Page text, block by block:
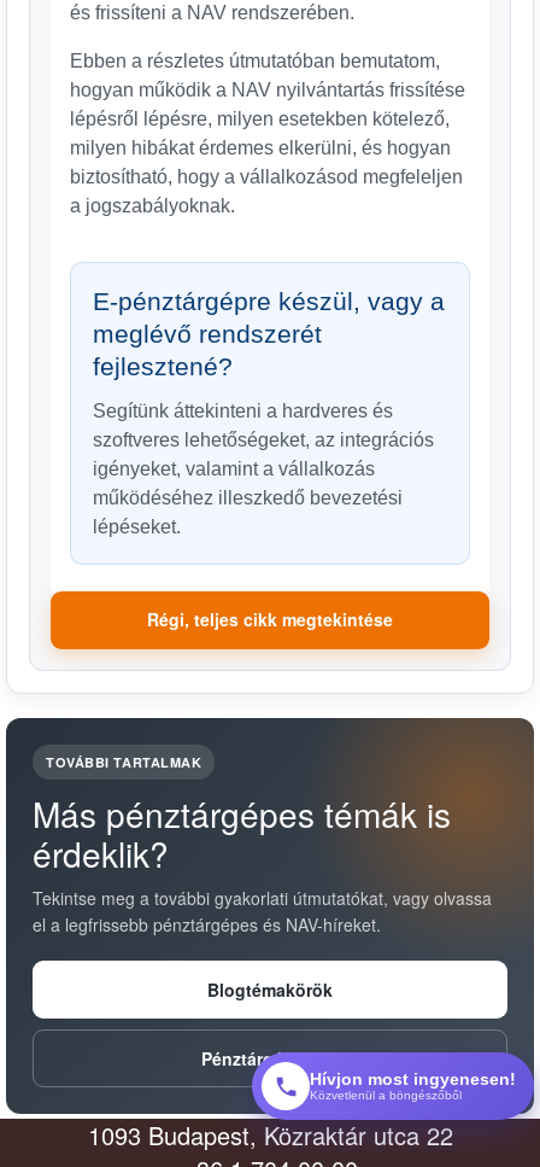
és frissíteni a NAV rendszerében.
Ebben a részletes útmutatóban bemutatom,
hogyan működik a NAV nyilvántartás frissítése
lépésről lépésre, milyen esetekben kötelező,
milyen hibákat érdemes elkerülni, és hogyan
biztosítható, hogy a vállalkozásod megfeleljen
a jogszabályoknak.
E-pénztárgépre készül, vagy a
meglévő rendszerét
fejlesztené?
Segítünk áttekinteni a hardveres és
szoftveres lehetőségeket, az integrációs
igényeket, valamint a vállalkozás
működéséhez illeszkedő bevezetési
lépéseket.
Régi, teljes cikk megtekintése
TOVÁBBI TARTALMAK
Más pénztárgépes témák is
érdeklik?
Tekintse meg a további gyakorlati útmutatókat, vagy olvassa
el a legfrissebb pénztárgépes és NAV-híreket.
Blogtémakörök
Pénztárgép hírek
1093 Budapest, Közraktár utca 22
Hívjon most ingyenesen!
Közvetlenül a böngészőből